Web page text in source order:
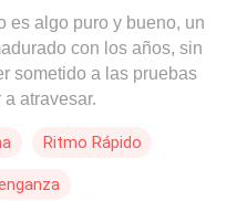
es algo puro y bueno, un
con los años, sin
sometido a las pruebas
atravesar.
Ritmo Rápido